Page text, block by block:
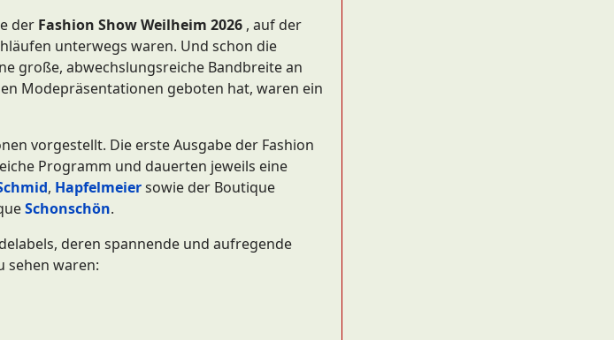
der Fashion Show Weilheim 2026 , auf der
unterwegs waren. Und schon die
große, abwechslungsreiche Bandbreite an
Modepräsentationen geboten hat, waren ein
vorgestellt. Die erste Ausgabe der Fashion
Programm und dauerten jeweils eine
, Hapfelmeiersowie der Boutique
Schonschön.
deren spannende und aufregende
sehen waren: